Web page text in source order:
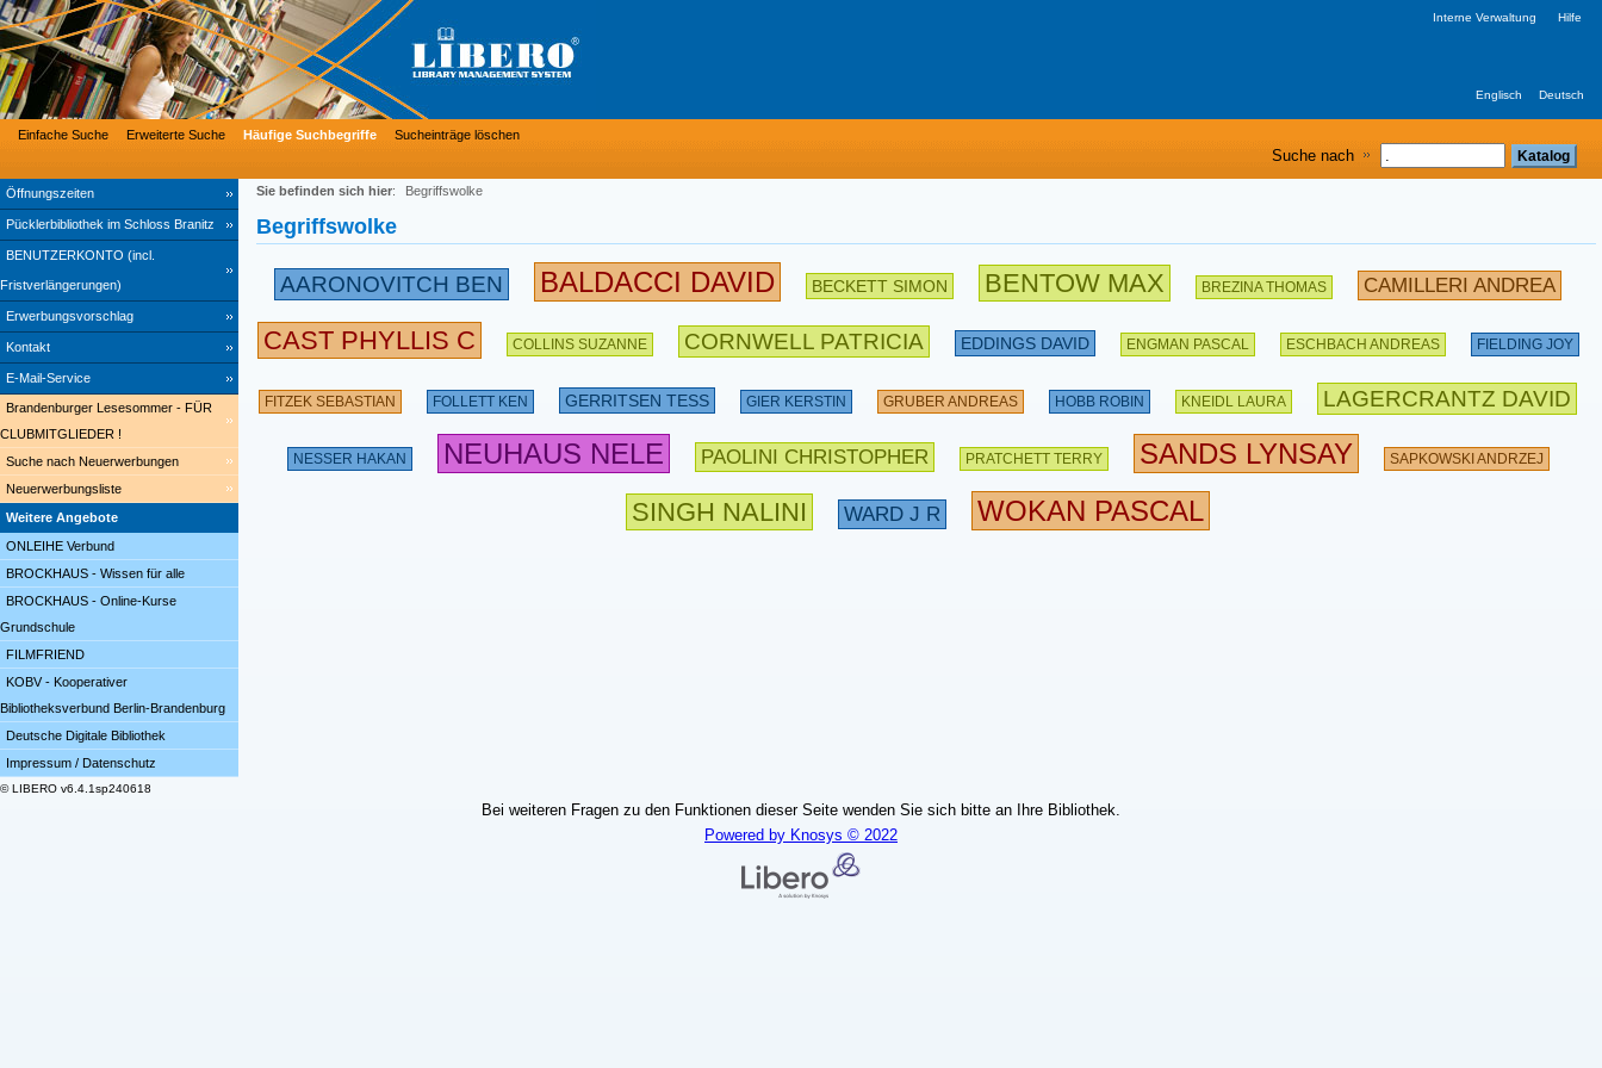
Öffnungszeiten
Pücklerbibliothek im Schloss Branitz
BENUTZERKONTO (incl.
Fristverlängerungen)
Erwerbungsvorschlag
Kontakt
E-Mail-Service
Einfache Suche Erweiterte Suche Häufige Suchbegriffe Sucheinträge löschen
Interne Verwaltung Hilfe
Englisch Deutsch
Brandenburger Lesesommer - FÜR
CLUBMITGLIEDER !
Suche nach Neuerwerbungen
Neuerwerbungsliste
Weitere Angebote
ONLEIHE Verbund
BROCKHAUS - Wissen für alle
BROCKHAUS - Online-Kurse
Grundschule
FILMFRIEND
KOBV - Kooperativer
Bibliotheksverbund Berlin-Brandenburg
Deutsche Digitale Bibliothek
Impressum / Datenschutz
© LIBERO v6.4.1sp240618
Sie befinden sich hier: Begriffswolke
Begriffswolke
AARONOVITCH BEN BALDACCI DAVID BECKETT SIMON BENTOW MAX BREZINA THOMAS CAMILLERI ANDREA
CAST PHYLLIS C COLLINS SUZANNE CORNWELL PATRICIA EDDINGS DAVID ENGMAN PASCAL ESCHBACH ANDREAS FIELDING JOY
FITZEK SEBASTIAN FOLLETT KEN GERRITSEN TESS GIER KERSTIN GRUBER ANDREAS HOBB ROBIN KNEIDL LAURA LAGERCRANTZ DAVID
NESSER HAKAN NEUHAUS NELE PAOLINI CHRISTOPHER PRATCHETT TERRY SANDS LYNSAY SAPKOWSKI ANDRZEJ
SINGH NALINI WARD J R WOKAN PASCAL
Bei weiteren Fragen zu den Funktionen dieser Seite wenden Sie sich bitte an Ihre Bibliothek.
Powered by Knosys © 2022
Suche nach